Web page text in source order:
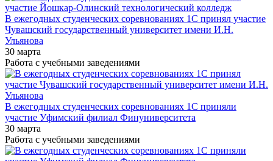
В ежегодных студенческих соревнованиях 1С принял участие
Чувашский государственный университет имени И.Н.
Ульянова
30 марта
Работа с учебными заведениями
В ежегодных студенческих соревнованиях 1С приняли
участие Уфимский филиал Финуниверситета
30 марта
Работа с учебными заведениями